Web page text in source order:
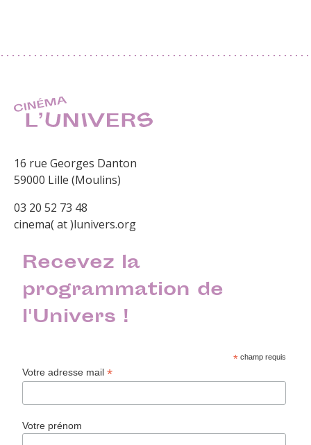
16 rue Georges Danton
59000 Lille (Moulins)
03 20 52 73 48
cinema( at )lunivers.org
Recevez la
programmation de
l'Univers !
* champ requis
Votre adresse mail*
Votre prénom